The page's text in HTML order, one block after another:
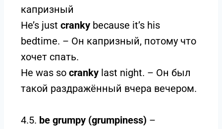
капризный
He’s just cranky because it’s his
bedtime. – Он капризный, потому что
хочет спать.
He was so cranky last night. – Он был
такой раздражённый вчера вечером.
4.5. be grumpy (grumpiness) –